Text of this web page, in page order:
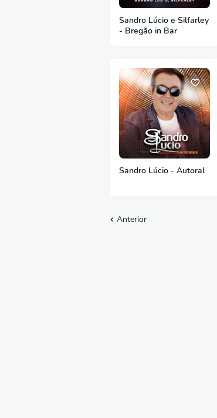
Sandro Lúcio e Silfarley
- Bregão in Bar
Sandro Lúcio - Autoral
Anterior